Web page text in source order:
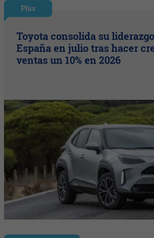
Plus
Toyota consolida su
España en julio tras hacer
ventas un 10% en 2026